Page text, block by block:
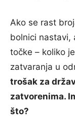
Ako se rast
bolnici nastavi,
točke – koliko
zatvaranja u
trošak za
zatvorenima.
što?